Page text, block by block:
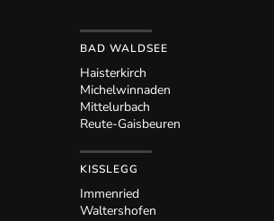
BAD WALDSEE
Haisterkirch
Michelwinnaden
Mittelurbach
Reute-Gaisbeuren
KISSLEGG
Immenried
Waltershofen